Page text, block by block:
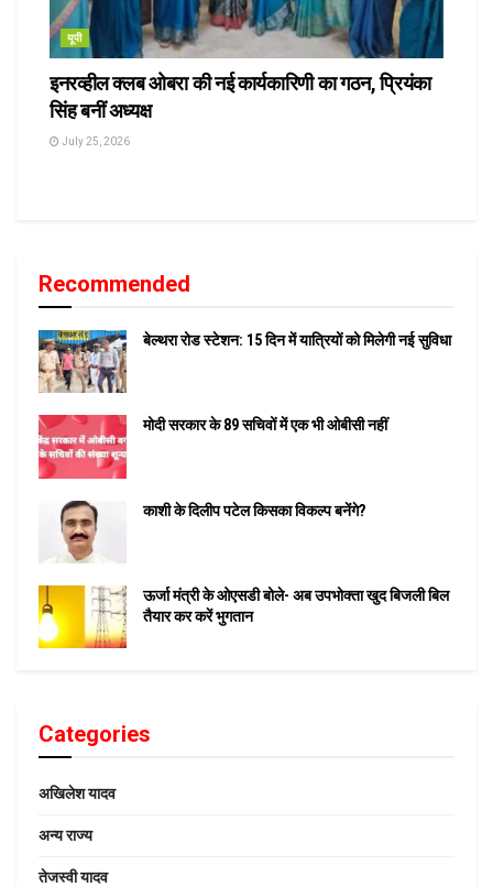
यूपी
इनरव्हील क्लब ओबरा की नई कार्यकारिणी का गठन, प्रियंका
सिंह बनीं अध्यक्ष
July 25, 2026
Recommended
बेल्थरा रोड स्टेशन: 15 दिन में यात्रियों को मिलेगी नई सुविधा
मोदी सरकार के 89 सचिवों में एक भी ओबीसी नहीं
काशी के दिलीप पटेल किसका विकल्प बनेंगे?
ऊर्जा मंत्री के ओएसडी बोले- अब उपभोक्ता खुद बिजली बिल
तैयार कर करें भुगतान
Categories
अखिलेश यादव
अन्य राज्य
तेजस्वी यादव